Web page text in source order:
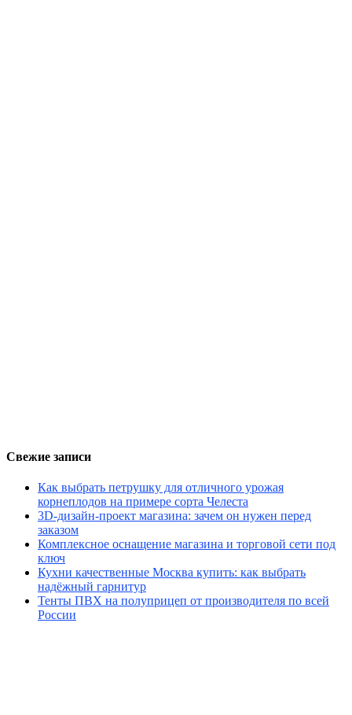
Свежие записи
Как выбрать петрушку для отличного урожая
корнеплодов на примере сорта Челеста
3D-дизайн-проект магазина: зачем он нужен перед
заказом
Комплексное оснащение магазина и торговой сети под
ключ
Кухни качественные Москва купить: как выбрать
надёжный гарнитур
Тенты ПВХ на полуприцеп от производителя по всей
России